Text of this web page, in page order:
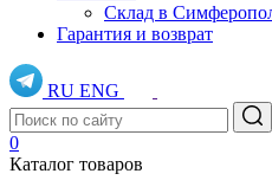
Склад в
Гарантия и возврат
RU ENG
0
Каталог товаров